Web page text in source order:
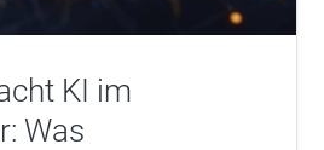
KI im
Was